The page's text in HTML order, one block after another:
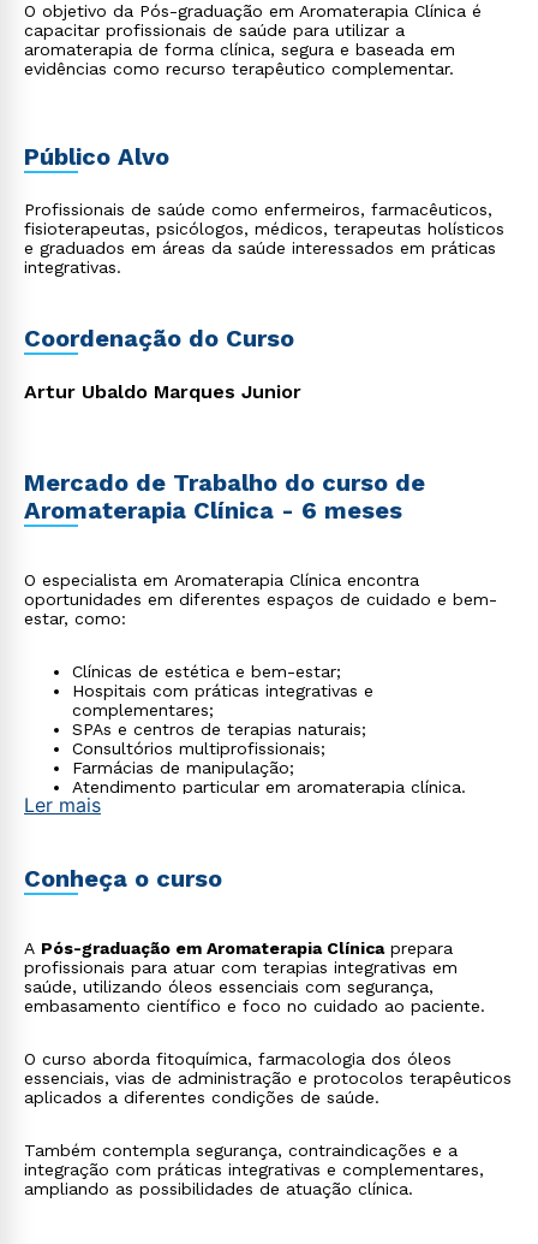
O objetivo da Pós-graduação em Aromaterapia Clínica é
capacitar profissionais de saúde para utilizar a
aromaterapia de forma clínica, segura e baseada em
evidências como recurso terapêutico complementar.
Público Alvo
Profissionais de saúde como enfermeiros, farmacêuticos,
fisioterapeutas, psicólogos, médicos, terapeutas holísticos
e graduados em áreas da saúde interessados em práticas
integrativas.
Coordenação do Curso
Artur Ubaldo Marques Junior
Mercado de Trabalho do curso de
Aromaterapia Clínica - 6 meses
O especialista em Aromaterapia Clínica encontra
oportunidades em diferentes espaços de cuidado e bem-
estar, como:
Clínicas de estética e bem-estar;
Hospitais com práticas integrativas e
complementares;
SPAs e centros de terapias naturais;
Consultórios multiprofissionais;
Farmácias de manipulação;
Atendimento particular em aromaterapia clínica.
Ler mais
Conheça o curso
A Pós-graduação em Aromaterapia Clínicaprepara
profissionais para atuar com terapias integrativas em
saúde, utilizando óleos essenciais com segurança,
embasamento científico e foco no cuidado ao paciente.
O curso aborda fitoquímica, farmacologia dos óleos
essenciais, vias de administração e protocolos terapêuticos
aplicados a diferentes condições de saúde.
Também contempla segurança, contraindicações e a
integração com práticas integrativas e complementares,
ampliando as possibilidades de atuação clínica.